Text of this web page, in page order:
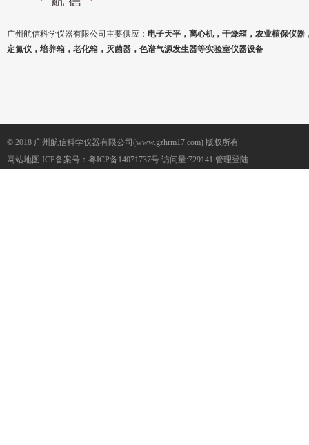
广州航信科学仪器有限公司主要供应： 电子天平，离心机，干燥箱，农业植保仪器
定氮仪，培养箱，老化箱，灭菌器，色谱气源发生器等实验室仪器设备
© 2018 广州航信科学仪器有限公司(www.gzhrm17.com) 版权所有
网站地图 ICP备案号： 粤ICP备14071737号 访问量:729141 管理登陆